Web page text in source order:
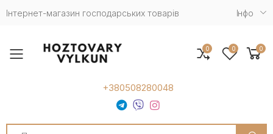
Інтернет-магазин господарських товарів Iнфо
Toggle mobile menu
+380508280048
Search
0 0 0